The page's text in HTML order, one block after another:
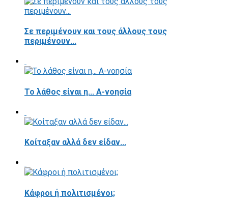
Σε περιμένουν και τους άλλους τους
περιμένουν...
Το λάθος είναι η... Α-νοησία
Κοίταξαν αλλά δεν είδαν...
Κάφροι ή πολιτισμένοι;